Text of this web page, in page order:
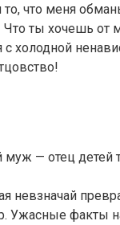
то, что меня
Что ты хочешь от
с холодной
муж — отец детей
невзначай
Ужасные факты